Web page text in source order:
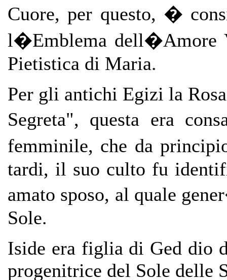
Cuore, per questo, �
l�Emblema dell�Amore
Pietistica di Maria.
Per gli antichi Egizi la
Segreta", questa era
femminile, che da
tardi, il suo culto fu
amato sposo, al quale
Sole.
Iside era figlia di Ged dio
progenitrice del Sole delle